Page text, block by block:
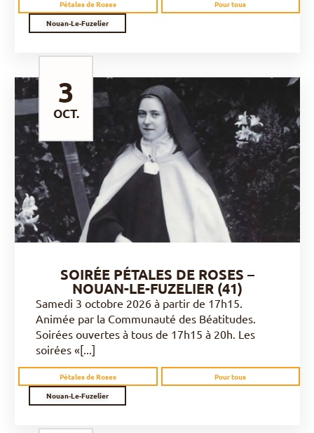
Pétales de Roses
Pour tous
Nouan-Le-Fuzelier
OCT.
DÉCOUVRIR
SOIRÉE PÉTALES DE ROSES –
NOUAN-LE-FUZELIER (41)
Samedi 3 octobre 2026 à partir de 17h15.
Animée par la Communauté des Béatitudes.
Soirées ouvertes à tous de 17h15 à 20h. Les
soirées «[...]
Pétales de Roses
Pour tous
Nouan-Le-Fuzelier
3